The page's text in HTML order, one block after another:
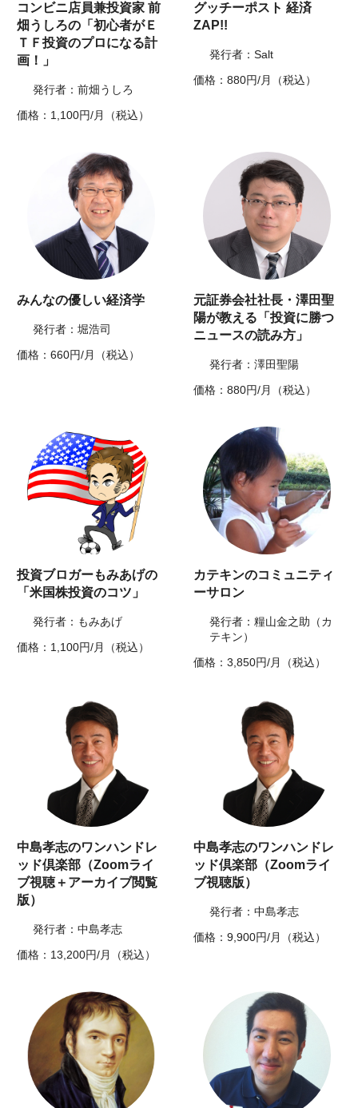
コンビニ店員兼投資家 前
畑うしろの「初心者がＥ
ＴＦ投資のプロになる計
画！」
発行者：前畑うしろ
価格：1,100円/月（税込）
グッチーポスト 経済
ZAP!!
発行者：Salt
価格：880円/月（税込）
みんなの優しい経済学
発行者：堀浩司
価格：660円/月（税込）
元証券会社社長・澤田聖
陽が教える「投資に勝つ
ニュースの読み方」
発行者：澤田聖陽
価格：880円/月（税込）
投資ブロガーもみあげの
「米国株投資のコツ」
発行者：もみあげ
価格：1,100円/月（税込）
カテキンのコミュニティ
ーサロン
発行者：糧山金之助（カ
テキン）
価格：3,850円/月（税込）
中島孝志のワンハンドレ
ッド倶楽部（Zoomライ
ブ視聴＋アーカイブ閲覧
版）
発行者：中島孝志
価格：13,200円/月（税込）
中島孝志のワンハンドレ
ッド倶楽部（Zoomライ
ブ視聴版）
発行者：中島孝志
価格：9,900円/月（税込）